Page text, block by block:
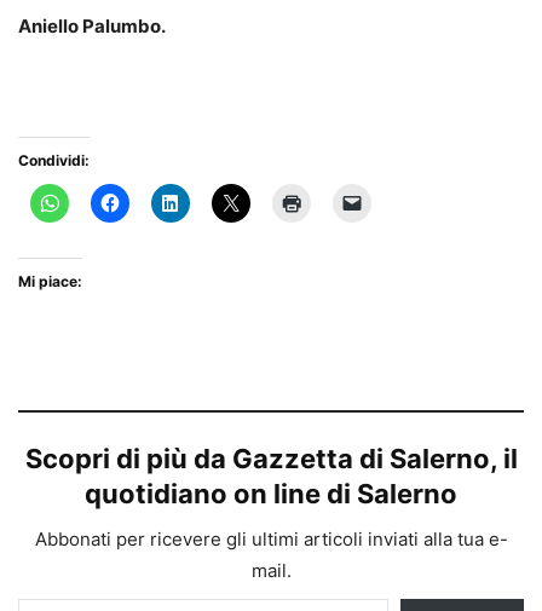
Aniello Palumbo.
Condividi:
Mi piace:
Scopri di più da Gazzetta di Salerno, il
quotidiano on line di Salerno
Abbonati per ricevere gli ultimi articoli inviati alla tua e-
mail.
Digita la tua e-mail...